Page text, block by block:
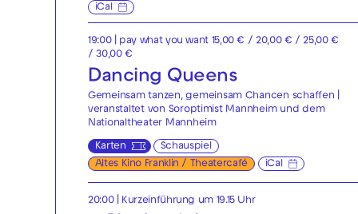
iCal
19:00
| pay what you want 15,00 € / 20,00 € / 25,00 €
/ 30,00 €
Dancing Queens
Gemeinsam tanzen, gemeinsam Chancen schaffen |
veranstaltet von Soroptimist Mannheim und dem
Nationaltheater Mannheim
Karten
Schauspiel
Altes Kino Franklin / Theatercafé
iCal
20:00 | Kurzeinführung um 19.15 Uhr